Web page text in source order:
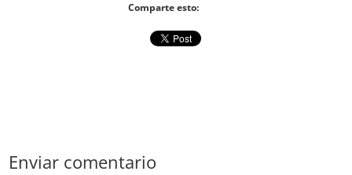
Comparte esto:
Enviar comentario